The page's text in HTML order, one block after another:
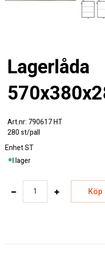
Lagerlåda
790617 HT
280 st/pall
EnhetST
I lager
Köp